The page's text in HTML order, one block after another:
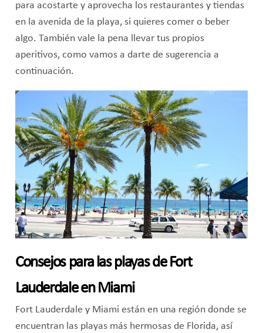
para acostarte y aprovecha los restaurantes y tiendas
en la avenida de la playa, si quieres comer o beber
algo. También vale la pena llevar tus propios
aperitivos, como vamos a darte de sugerencia a
continuación.
Consejos para las playas de Fort
Lauderdale en Miami
Fort Lauderdale y Miami están en una región donde se
encuentran las playas más hermosas de Florida, así